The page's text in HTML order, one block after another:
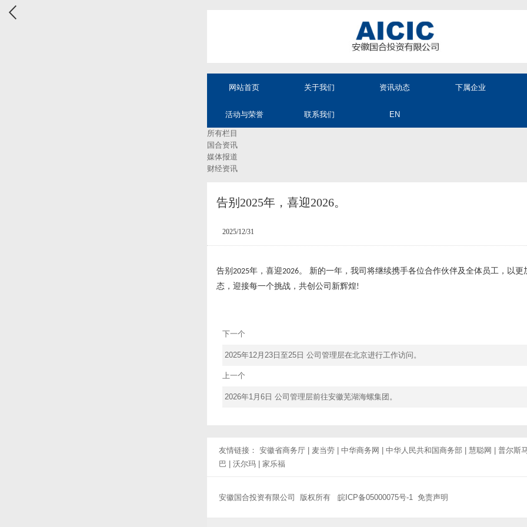
网站首页 关于我们 资讯动态 下属企业
活动与荣誉 联系我们 EN
所有栏目
国合资讯
媒体报道
财经资讯
告别2025年，喜迎2026。
2025/12/31
告别 2025年，喜迎2026。 新的一年，我司将继续携手各位合作伙伴及全体员工，以更
态，迎接每一个挑战，共创公司新辉煌!
下一个
2025年12月23日至25日 公司管理层在北京进行工作访问。
上一个
2026年1月6日 公司管理层前往安徽芜湖海螺集团。
友情链接： 安徽省商务厅 麦当劳 中华商务网 中华人民共和国商务部 慧聪网
普尔斯
巴
沃尔玛 家乐福
安徽国合投资有限公司 版权所有 皖ICP备05000075号-1 免责声明